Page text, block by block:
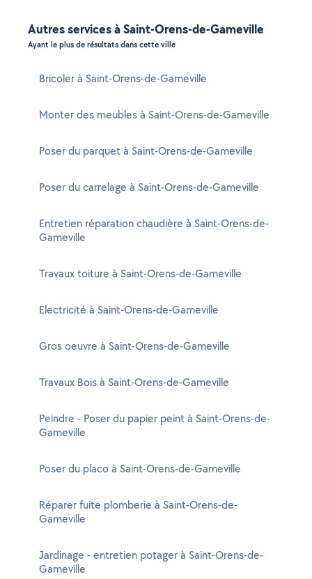
Autres services à Saint-Orens-de-Gameville
Ayant le plus de résultats dans cette ville
Bricoler à Saint-Orens-de-Gameville
Monter des meubles à Saint-Orens-de-Gameville
Poser du parquet à Saint-Orens-de-Gameville
Poser du carrelage à Saint-Orens-de-Gameville
Entretien réparation chaudière à Saint-Orens-de-
Gameville
Travaux toiture à Saint-Orens-de-Gameville
Electricité à Saint-Orens-de-Gameville
Gros oeuvre à Saint-Orens-de-Gameville
Travaux Bois à Saint-Orens-de-Gameville
Peindre - Poser du papier peint à Saint-Orens-de-
Gameville
Poser du placo à Saint-Orens-de-Gameville
Réparer fuite plomberie à Saint-Orens-de-
Gameville
Jardinage - entretien potager à Saint-Orens-de-
Gameville